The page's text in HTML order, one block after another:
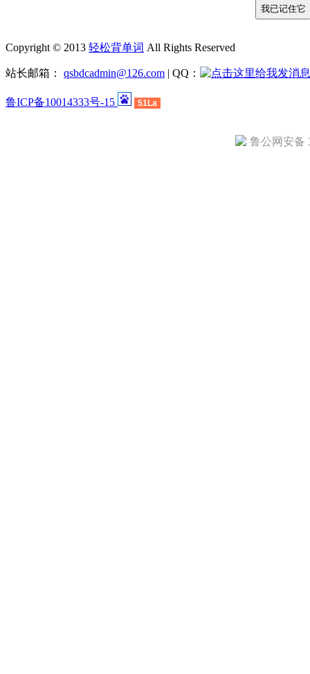
Copyright © 2013 轻松背单词 All Rights Reserved
站长邮箱： qsbdcadmin@126.com | QQ：
鲁ICP备10014333号-15 51La
鲁公网安备